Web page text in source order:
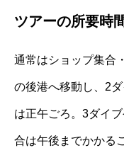
ツアーの所要時
通常はショップ集合
の後港へ移動し、2
は正午ごろ。3ダイ
合は午後までかかる